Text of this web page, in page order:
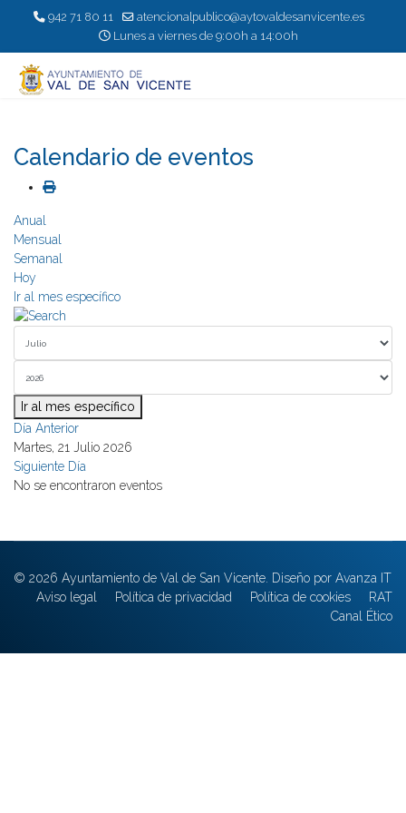
942 71 80 11
atencionalpublico@aytovaldesanvicente.es
Lunes a viernes de 9:00h a 14:00h
Calendario de eventos
Anual
Mensual
Semanal
Hoy
Ir al mes específico
Ir al mes específico
Día Anterior
Martes, 21 Julio 2026
Siguiente Día
No se encontraron eventos
© 2026 Ayuntamiento de Val de San Vicente. Diseño por Avanza IT
Aviso legal
Política de privacidad Política de cookies
RAT
Canal Ético